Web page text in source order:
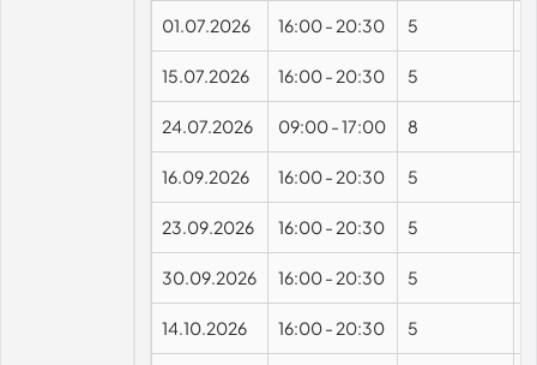
01.07.2026 16:00- 20:30 5
15.07.2026 16:00- 20:30 5
24.07.2026 09:00-17:00 8
16.09.2026 16:00- 20:30 5
23.09.2026 16:00- 20:30 5
30.09.2026 16:00- 20:30 5
14.10.2026 16:00- 20:30 5